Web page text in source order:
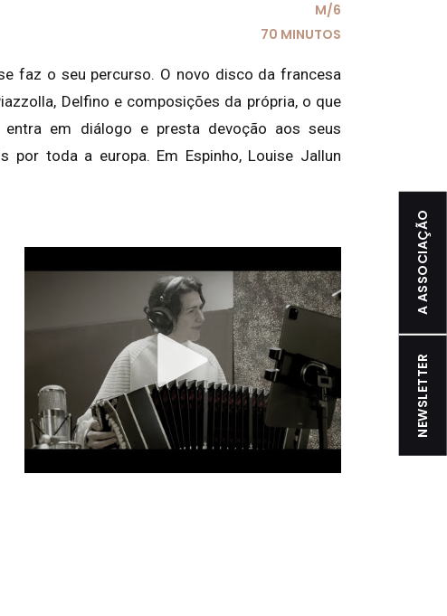
M/6
70 MINUTOS
faz o seu percurso. O novo disco da francesa
Delfino e composições da própria, o que
em diálogo e presta devoção aos seus
por toda a europa. Em Espinho, Louise Jallun
NEWSLETTER
A ASSOCIAÇÃO